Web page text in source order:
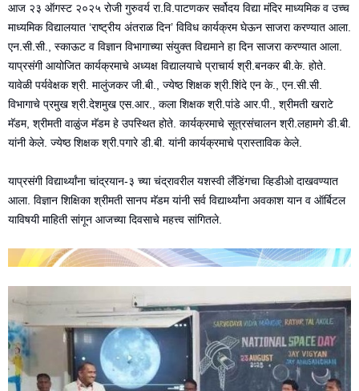
आज २३ ऑगस्ट २०२५ रोजी गुरुवर्य रा.वि.पाटणकर सर्वोदय विद्या मंदिर माध्यमिक व उच्च
माध्यमिक विद्यालयात ‘राष्ट्रीय अंतराळ दिन’ विविध कार्यक्रम घेऊन साजरा करण्यात आला.
एन.सी.सी., स्काऊट व विज्ञान विभागाच्या संयुक्त विद्यमाने हा दिन साजरा करण्यात आला.
याप्रसंगी आयोजित कार्यक्रमाचे अध्यक्ष विद्यालयाचे प्राचार्य श्री.बनकर बी.के. होते.
यावेळी पर्यवेक्षक श्री. मालुंजकर जी.बी., ज्येष्ठ शिक्षक श्री.शिंदे एन के., एन.सी.सी.
विभागाचे प्रमुख श्री.देशमुख एस.आर., कला शिक्षक श्री.पांडे आर.पी., श्रीमती खराटे
मॅडम, श्रीमती वाळुंज मॅडम हे उपस्थित होते. कार्यक्रमाचे सूत्रसंचालन श्री.लहामगे डी.बी.
यांनी केले. ज्येष्ठ शिक्षक श्री.पगारे डी.बी. यांनी कार्यक्रमाचे प्रास्ताविक केले.
याप्रसंगी विद्यार्थ्यांना चांद्रयान-३ च्या चंद्रावरील यशस्वी लँडिंगचा व्हिडीओ दाखवण्यात
आला. विज्ञान शिक्षिका श्रीमती सानप मॅडम यांनी सर्व विद्यार्थ्यांना अवकाश यान व ऑर्बिटल
याविषयी माहिती सांगून आजच्या दिवसाचे महत्त्व सांगितले.